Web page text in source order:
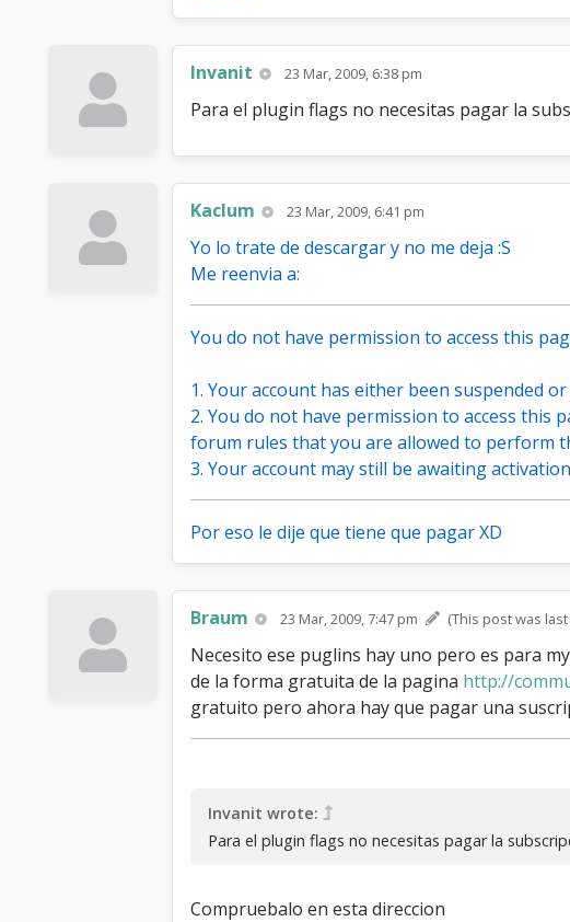
Invanit 23 Mar, 2009, 6:38 pm
Para el plugin flags no necesitas pagar la
Kaclum 23 Mar, 2009, 6:41 pm
Yo lo trate de descargar y no me deja :S
Me reenvia a:
You do not have permission to access this
1. Your account has either been suspended
2. You do not have permission to access this
forum rules that you are allowed to perform
3. Your account may still be awaiting
Por eso le dije que tiene que pagar XD
Braum 23 Mar, 2009, 7:47 pm (This post was
Necesito ese puglins hay uno pero es para
de la forma gratuita de la pagina http://
gratuito pero ahora hay que pagar una
Invanit wrote:
Para el plugin flags no necesitas pagar la
Compruebalo en esta direccion